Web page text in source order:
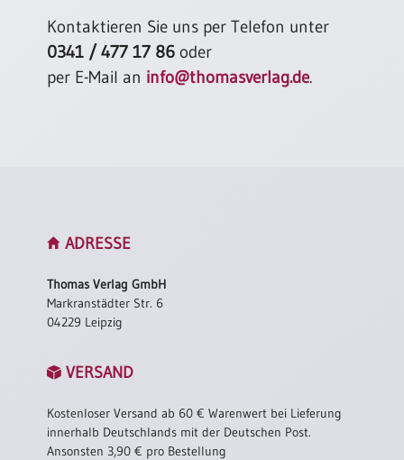
Jahreslosung
Kontaktieren Sie uns per Telefon unter
0341 / 477 17 86 oder
per E-Mail an info@thomasverlag.de.
ADRESSE
Thomas Verlag GmbH
Markranstädter Str. 6
04229 Leipzig
VERSAND
Kostenloser Versand ab 60 € Warenwert bei Lieferung
innerhalb Deutschlands mit der Deutschen Post.
Ansonsten 3,90 € pro Bestellung